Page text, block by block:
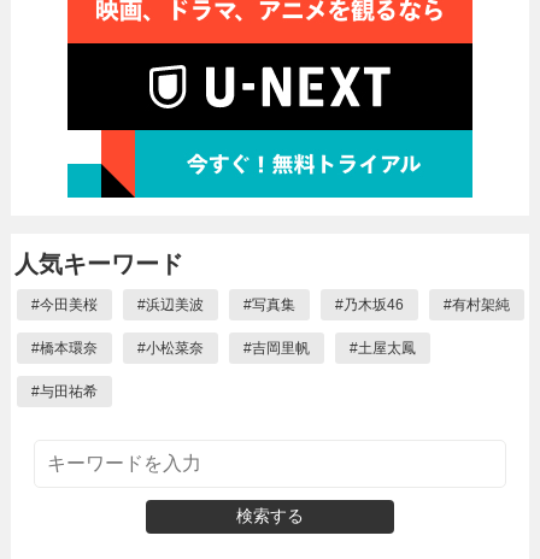
人気キーワード
#今田美桜 #浜辺美波 #写真集 #乃木坂46 #有村架純
#橋本環奈 #小松菜奈 #吉岡里帆 #土屋太鳳
#与田祐希
検索する